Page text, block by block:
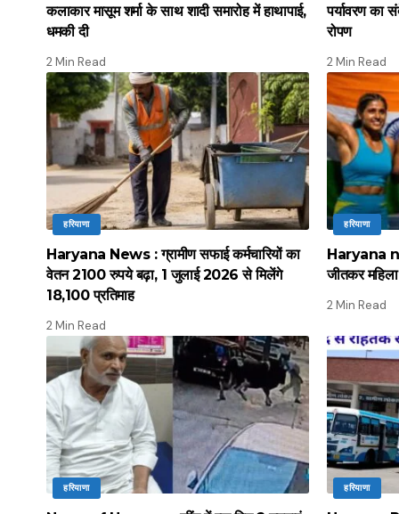
कलाकार मासूम शर्मा के साथ शादी समारोह में हाथापाई,
धमकी दी
2 Min Read
पर्यावरण का
रोपण
2 Min Read
हरियाणा
Haryana News : ग्रामीण सफाई कर्मचारियों का
वेतन 2100 रुपये बढ़ा, 1 जुलाई 2026 से मिलेंगे
18,100 प्रतिमाह
2 Min Read
हरियाणा
Haryana
जीतकर महिला
2 Min Read
हरियाणा हरियाणा